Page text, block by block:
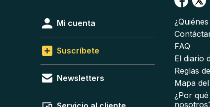
Mi cuenta
Suscríbete
Newsletters
FAQ
El diario
Reglas
Mapa
¿Por